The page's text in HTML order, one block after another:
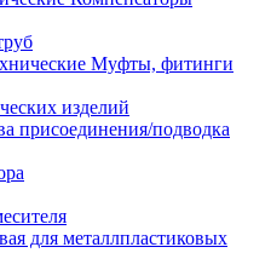
Муфты, фитинги
изделий
присоединения/подводка
для металлпластиковых